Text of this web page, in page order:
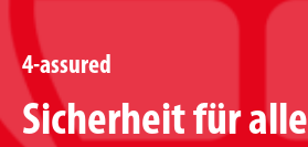
4-assured
Sicherheit für alle